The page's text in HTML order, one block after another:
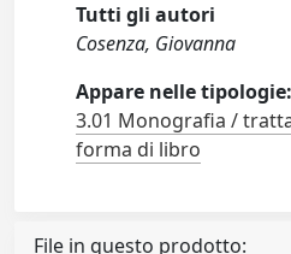
Tutti gli autori
Cosenza, Giovanna
Appare nelle tipologie:
3.01 Monografia /
forma di libro
File in questo prodotto: